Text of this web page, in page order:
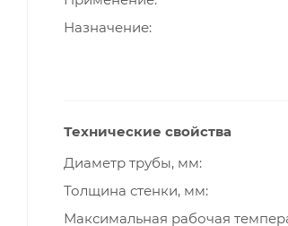
Назначение
Технические свойства
Диаметр трубы, мм
Толщина стенки, мм
Максимальная рабочая